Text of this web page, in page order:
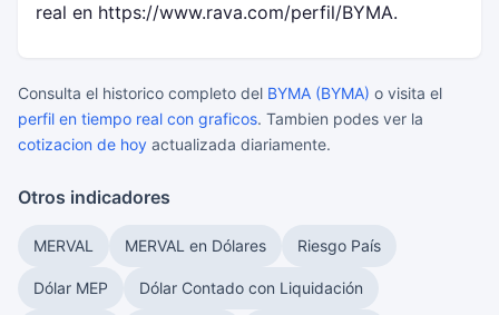
real en https://www.rava.com/perfil/BYMA.
Consulta el historico completo del BYMA (BYMA) o visita el
perfil en tiempo real con graficos. Tambien podes ver la
cotizacion de hoy actualizada diariamente.
Otros indicadores
MERVAL MERVAL en Dólares Riesgo País
Dólar MEP Dólar Contado con Liquidación